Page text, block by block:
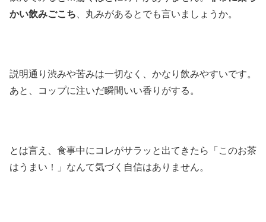
かい飲みごこち 、丸みがあるとでも言いましょうか。
説明通り渋みや苦みは一切なく、かなり飲みやすいです。
あと、コップに注いだ瞬間いい香りがする。
とは言え、食事中にコレがサラッと出てきたら「このお茶
はうまい！」なんて気づく自信はありません。